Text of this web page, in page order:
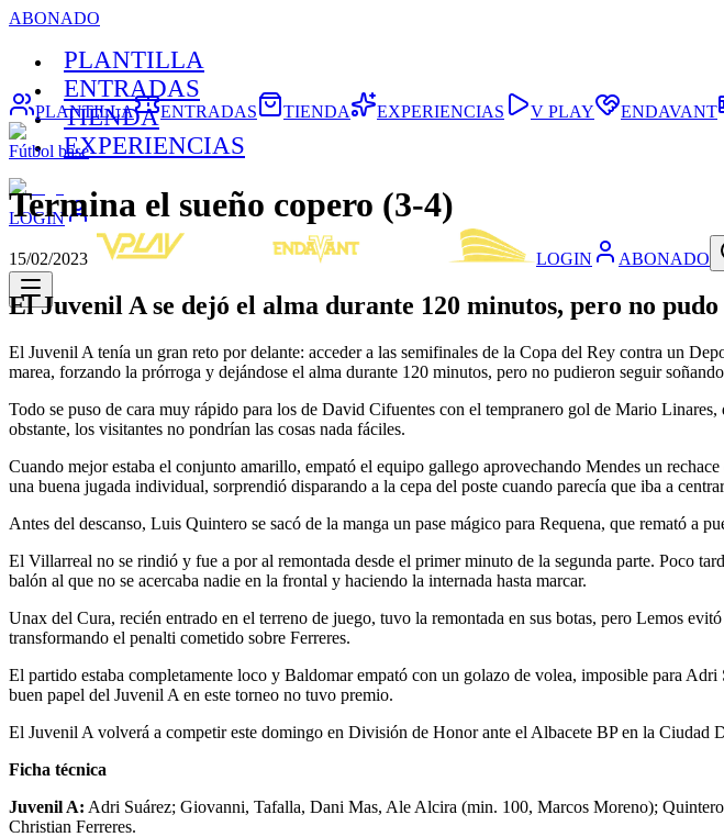
ABONADO
PLANTILLA
ENTRADAS
TIENDA
EXPERIENCIAS
LOGIN
LOGIN ABONADO
PLANTILLA ENTRADAS TIENDA EXPERIENCIAS V PLAY ENDAVANT
Fútbol base
Termina el sueño copero (3-4)
15/02/2023
El Juvenil A se dejó el alma durante 120 minutos, pero no
El Juvenil A tenía un gran reto por delante: acceder a las semifinales de la Copa del Rey contra un
marea, forzando la prórroga y dejándose el alma durante 120 minutos, pero no pudieron seguir
Todo se puso de cara muy rápido para los de David Cifuentes con el tempranero gol de Mario
obstante, los visitantes no pondrían las cosas nada fáciles.
Cuando mejor estaba el conjunto amarillo, empató el equipo gallego aprovechando Mendes un
una buena jugada individual, sorprendió disparando a la cepa del poste cuando parecía que iba a
Antes del descanso, Luis Quintero se sacó de la manga un pase mágico para Requena, que remató a
El Villarreal no se rindió y fue a por al remontada desde el primer minuto de la segunda parte. Poco
balón al que no se acercaba nadie en la frontal y haciendo la internada hasta marcar.
Unax del Cura, recién entrado en el terreno de juego, tuvo la remontada en sus botas, pero Lemos
transformando el penalti cometido sobre Ferreres.
El partido estaba completamente loco y Baldomar empató con un golazo de volea, imposible para
buen papel del Juvenil A en este torneo no tuvo premio.
El Juvenil A volverá a competir este domingo en División de Honor ante el Albacete BP en la Ciudad
Ficha técnica
Juvenil A: Adri Suárez; Giovanni, Tafalla, Dani Mas, Ale Alcira (min. 100, Marcos Moreno);
Christian Ferreres.